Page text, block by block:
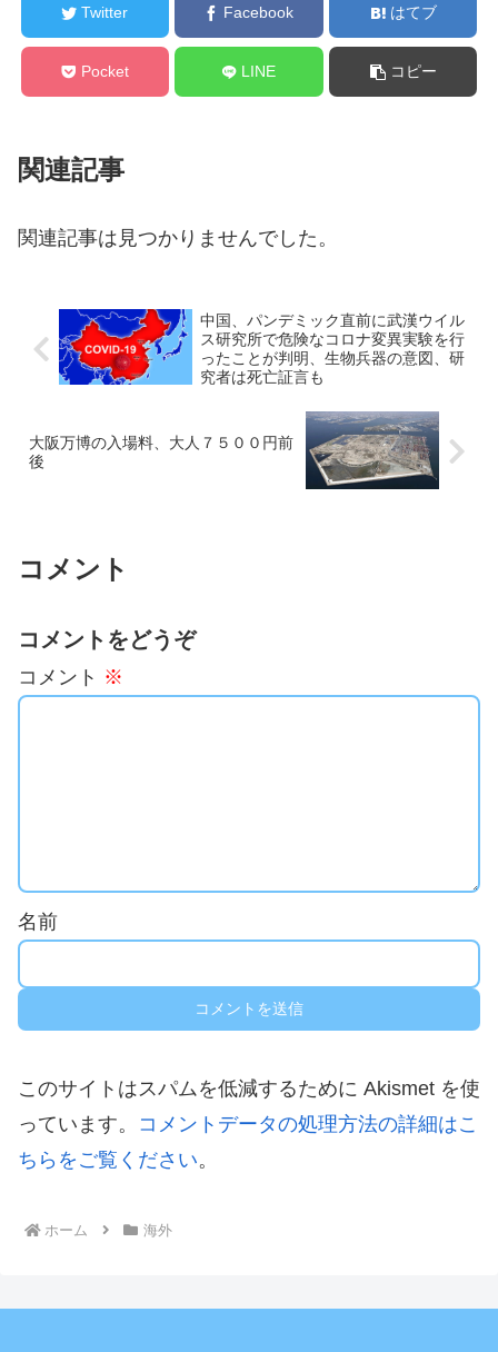
Twitter Facebook はてブ
Pocket LINE コピー
関連記事
関連記事は見つかりませんでした。
中国、パンデミック直前に武漢ウイル
ス研究所で危険なコロナ変異実験を行
ったことが判明、生物兵器の意図、研
究者は死亡証言も
大阪万博の入場料、大人７５００円前
後
コメント
コメントをどうぞ
コメント ※
名前
このサイトはスパムを低減するために Akismet を使
っています。 コメントデータの処理方法の詳細はこ
ちらをご覧ください。
ホーム 海外